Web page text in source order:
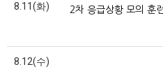
8.11(화) 2차 응급상황 모의 훈
8.12(수)